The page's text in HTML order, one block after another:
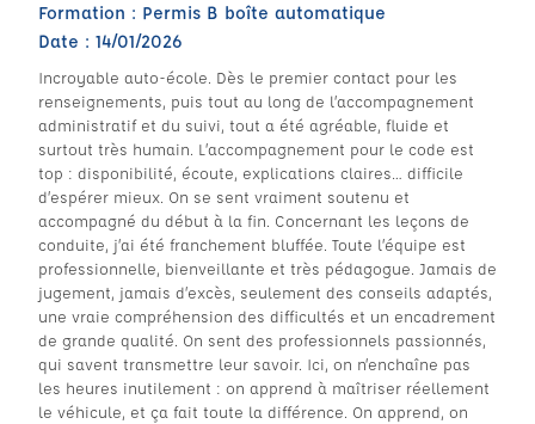
Formation : Permis B boîte automatique
Date : 14/01/2026
Incroyable auto-école. Dès le premier contact pour les
renseignements, puis tout au long de l’accompagnement
administratif et du suivi, tout a été agréable, fluide et
surtout très humain. L’accompagnement pour le code est
top : disponibilité, écoute, explications claires… difficile
d’espérer mieux. On se sent vraiment soutenu et
accompagné du début à la fin. Concernant les leçons de
conduite, j’ai été franchement bluffée. Toute l’équipe est
professionnelle, bienveillante et très pédagogue. Jamais de
jugement, jamais d’excès, seulement des conseils adaptés,
une vraie compréhension des difficultés et un encadrement
de grande qualité. On sent des professionnels passionnés,
qui savent transmettre leur savoir. Ici, on n’enchaîne pas
les heures inutilement : on apprend à maîtriser réellement
le véhicule, et ça fait toute la différence. On apprend, on